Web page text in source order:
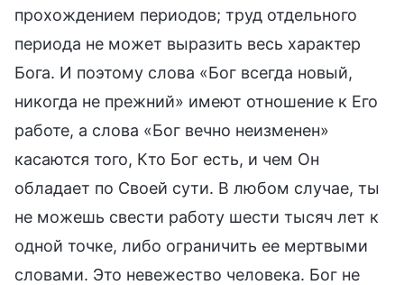
прохождением периодов; труд отдельного
периода не может выразить весь характер
Бога. И поэтому слова «Бог всегда новый,
никогда не прежний» имеют отношение к Его
работе, а слова «Бог вечно неизменен»
касаются того, Кто Бог есть, и чем Он
обладает по Своей сути. В любом случае, ты
не можешь свести работу шести тысяч лет к
одной точке, либо ограничить ее мертвыми
словами. Это невежество человека. Бог не